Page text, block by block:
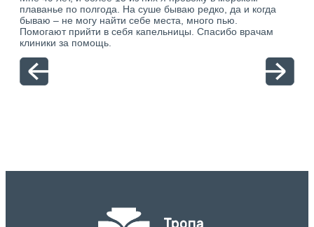
плаванье по полгода. На суше бываю редко, да и когда
бываю – не могу найти себе места, много пью.
Помогают прийти в себя капельницы. Спасибо врачам
клиники за помощь.